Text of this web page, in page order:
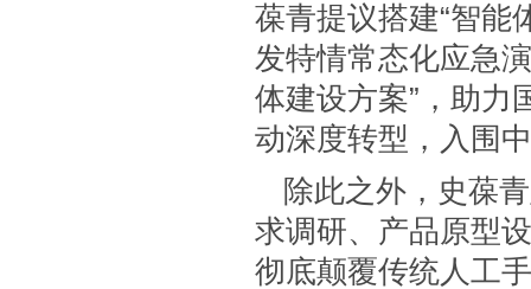
葆青提议搭建“智能
发特情常态化应急
体建设方案”，助力
动深度转型，入围
除此之外，史葆
求调研、产品原型
彻底颠覆传统人工